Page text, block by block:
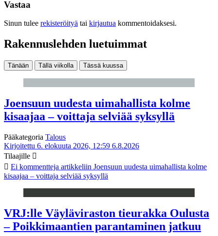
Vastaa
Sinun tulee rekisteröityä tai kirjautua kommentoidaksesi.
Rakennuslehden luetuimmat
Tänään Tällä viikolla Tässä kuussa
Joensuun uudesta uimahallista kolme
kisaajaa – voittaja selviää syksyllä
Pääkategoria Talous
Kirjoitettu 6. elokuuta 2026, 12:59 6.8.2026
Tilaajille
Ei kommentteja artikkeliin Joensuun uudesta uimahallista kolme
kisaajaa – voittaja selviää syksyllä
VRJ:lle Väyläviraston tieurakka Oulusta
– Poikkimaantien parantaminen jatkuu